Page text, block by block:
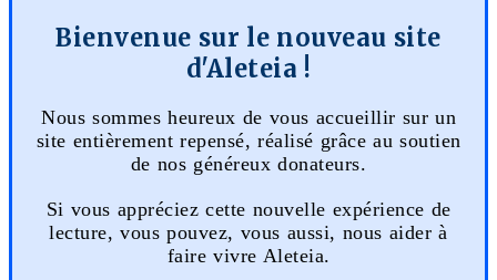
Bienvenue sur le nouveau site
d'Aleteia !
Nous sommes heureux de vous accueillir sur un
site entièrement repensé, réalisé grâce au soutien
de nos généreux donateurs.
Si vous appréciez cette nouvelle expérience de
lecture, vous pouvez, vous aussi, nous aider à
faire vivre Aleteia.